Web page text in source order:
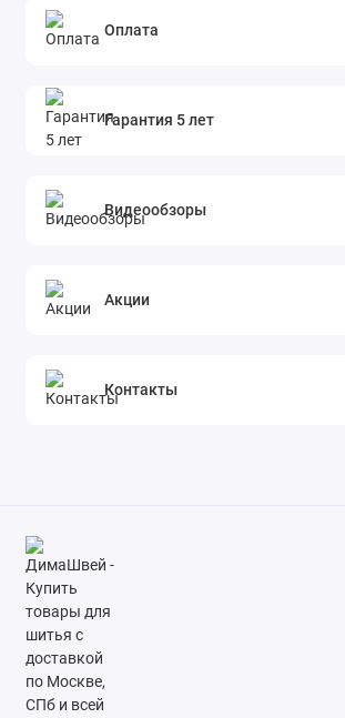
в поездки и использовать в любом
Благодаря этому, ее можно быстро и
подготовить к работе.
Оплата
Гарантия 5 лет
Видеообзоры
Акции
Контакты